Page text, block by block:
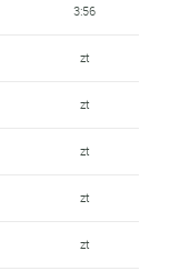
3:56
zt
zt
zt
zt
zt